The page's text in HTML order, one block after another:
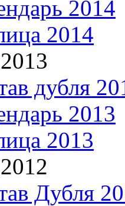
2014
2014
дубля
2013
2013
Дубля